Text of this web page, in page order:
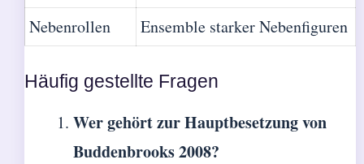
Nebenrollen Ensemble starker Nebenfiguren
Häufig gestellte Fragen
Wer gehört zur Hauptbesetzung von
Buddenbrooks 2008?